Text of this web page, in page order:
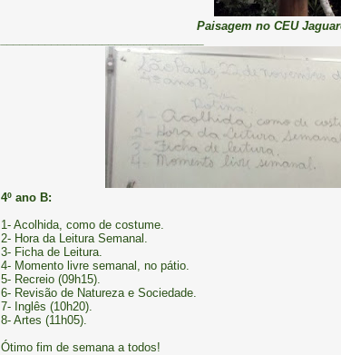
Paisagem no CEU
4º ano B:
1- Acolhida, como de costume.
2- Hora da Leitura Semanal.
3- Ficha de Leitura.
4- Momento livre semanal, no pátio.
5- Recreio (09h15).
6- Revisão de Natureza e Sociedade.
7- Inglês (10h20).
8- Artes (11h05).
Ótimo fim de semana a todos!